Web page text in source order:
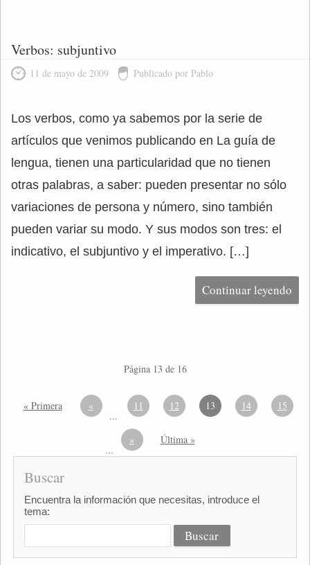
Verbos: subjuntivo
11 de mayo de 2009 Publicado por Pablo
Los verbos, como ya sabemos por la serie de
artículos que venimos publicando en La guía de
lengua, tienen una particularidad que no tienen
otras palabras, a saber: pueden presentar no sólo
variaciones de persona y número, sino también
pueden variar su modo. Y sus modos son tres: el
indicativo, el subjuntivo y el imperativo. […]
Continuar leyendo
Página 13 de 16
« Primera «
...
11 12 13 14 15
...
» Última »
Buscar
Encuentra la información que necesitas, introduce el
tema: